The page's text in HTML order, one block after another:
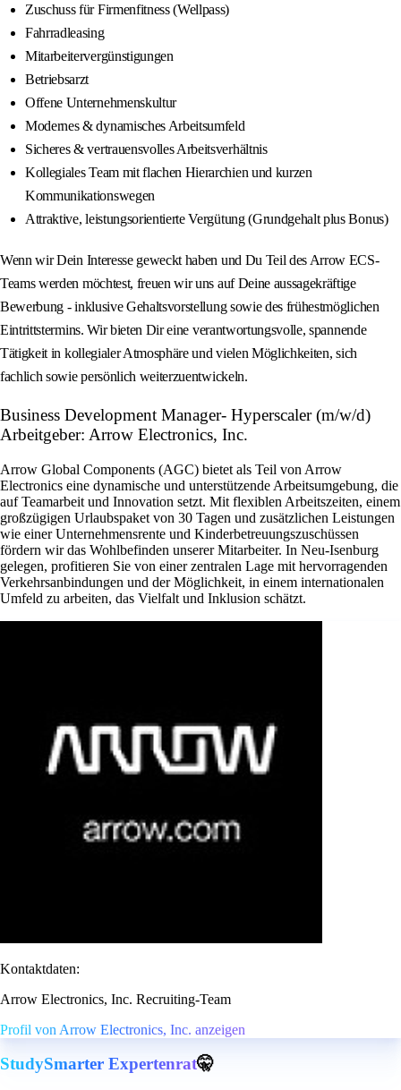
Zuschuss für Firmenfitness (Wellpass)
Fahrradleasing
Mitarbeitervergünstigungen
Betriebsarzt
Offene Unternehmenskultur
Modernes & dynamisches Arbeitsumfeld
Sicheres & vertrauensvolles Arbeitsverhältnis
Kollegiales Team mit flachen Hierarchien und kurzen
Kommunikationswegen
Attraktive, leistungsorientierte Vergütung (Grundgehalt plus Bonus)
Wenn wir Dein Interesse geweckt haben und Du Teil des Arrow ECS-
Teams werden möchtest, freuen wir uns auf Deine aussagekräftige
Bewerbung - inklusive Gehaltsvorstellung sowie des frühestmöglichen
Eintrittstermins. Wir bieten Dir eine verantwortungsvolle, spannende
Tätigkeit in kollegialer Atmosphäre und vielen Möglichkeiten, sich
fachlich sowie persönlich weiterzuentwickeln.
Business Development Manager- Hyperscaler (m/w/d)
Arbeitgeber: Arrow Electronics, Inc.
Arrow Global Components (AGC) bietet als Teil von Arrow
Electronics eine dynamische und unterstützende Arbeitsumgebung, die
auf Teamarbeit und Innovation setzt. Mit flexiblen Arbeitszeiten, einem
großzügigen Urlaubspaket von 30 Tagen und zusätzlichen Leistungen
wie einer Unternehmensrente und Kinderbetreuungszuschüssen
fördern wir das Wohlbefinden unserer Mitarbeiter. In Neu-Isenburg
gelegen, profitieren Sie von einer zentralen Lage mit hervorragenden
Verkehrsanbindungen und der Möglichkeit, in einem internationalen
Umfeld zu arbeiten, das Vielfalt und Inklusion schätzt.
Kontaktdaten:
Arrow Electronics, Inc. Recruiting-Team
Profil von Arrow Electronics, Inc. anzeigen
StudySmarter Expertenrat🤫